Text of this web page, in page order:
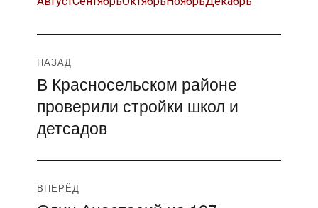
Навигация
по
записям
НАЗАД
Предыдущая
запись:
В Красносельском районе
проверили стройки школ и
детсадов
ВПЕРЁД